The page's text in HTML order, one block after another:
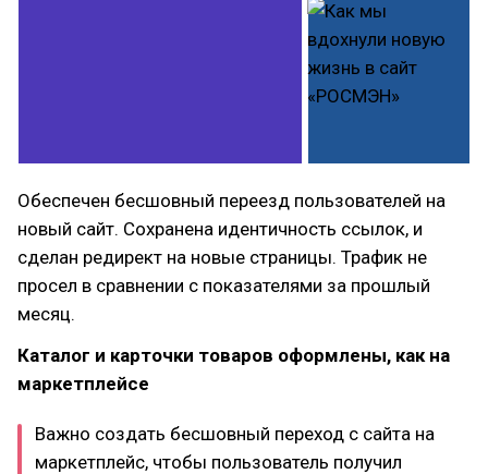
Обеспечен бесшовный переезд пользователей на
новый сайт. Сохранена идентичность ссылок, и
сделан редирект на новые страницы. Трафик не
просел в сравнении с показателями за прошлый
месяц.
Каталог и карточки товаров оформлены, как на
маркетплейсе
Важно создать бесшовный переход с сайта на
маркетплейс, чтобы пользователь получил